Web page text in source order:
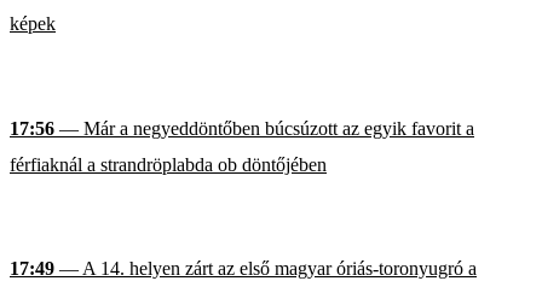
képek
17:56 — Már a negyeddöntőben búcsúzott az egyik favorit a
férfiaknál a strandröplabda ob döntőjében
17:49 — A 14. helyen zárt az első magyar óriás-toronyugró a